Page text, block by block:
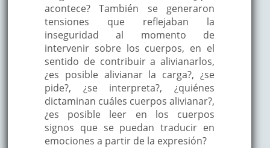
acontece? También se generaron
tensiones que reflejaban la
inseguridad al momento de
intervenir sobre los cuerpos, en el
sentido de contribuir a alivianarlos,
¿es posible alivianar la carga?, ¿se
pide?, ¿se interpreta?, ¿quiénes
dictaminan cuáles cuerpos alivianar?,
¿es posible leer en los cuerpos
signos que se puedan traducir en
emociones a partir de la expresión?